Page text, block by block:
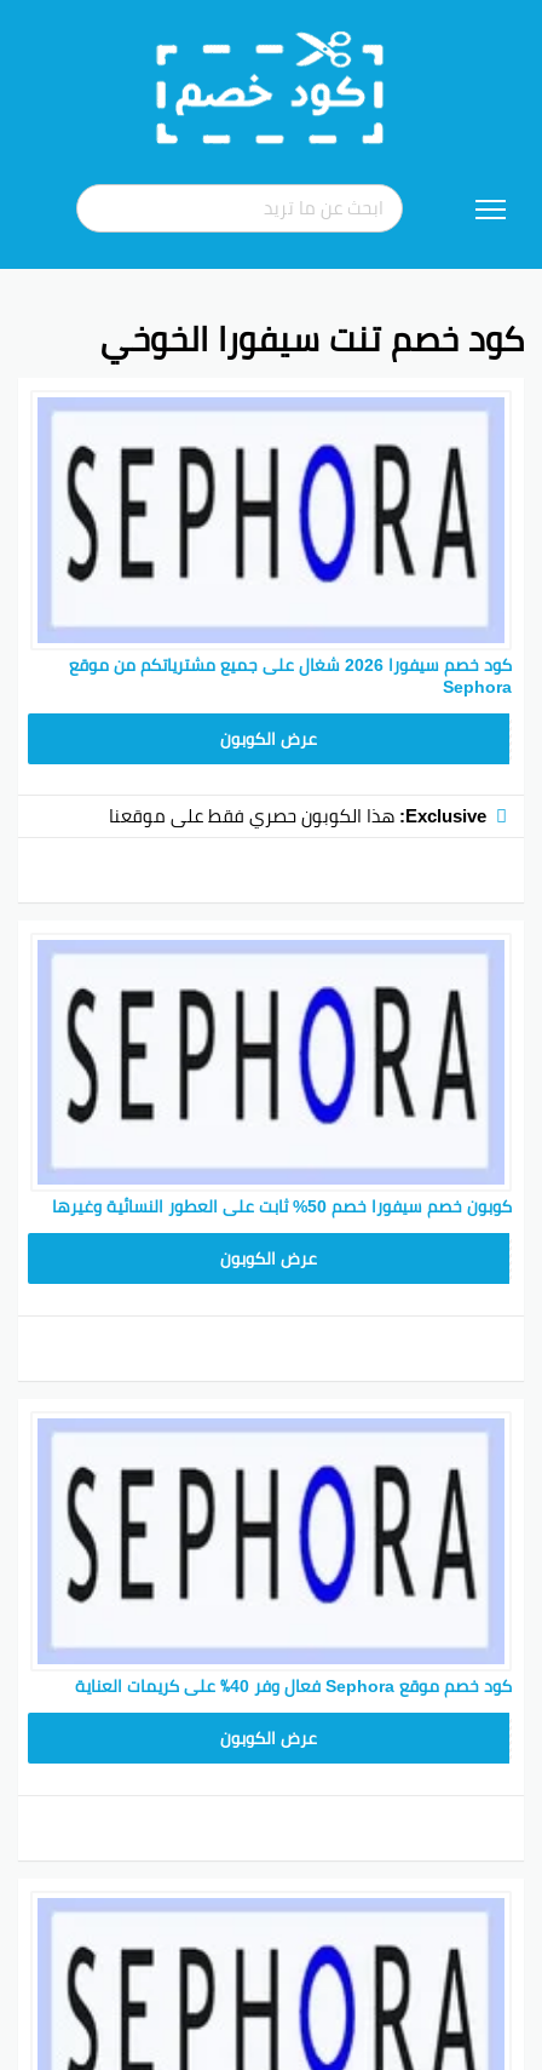
إلى
كود خصم تنت سيفورا الخوخي
كود خصم سيفورا 2026 شغال على جميع مشترياتكم من موقع
Sephora
عرض الكوبون
Exclusive: هذا الكوبون حصري فقط على موقعنا
كوبون خصم سيفورا خصم 50% ثابت على العطور النسائية وغيرها
عرض الكوبون
كود خصم موقع Sephora فعال وفر 40٪ على كريمات العناية
عرض الكوبون